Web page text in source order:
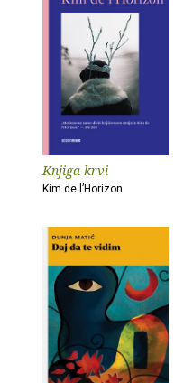
Knjiga krvi
Kim de l’Horizon